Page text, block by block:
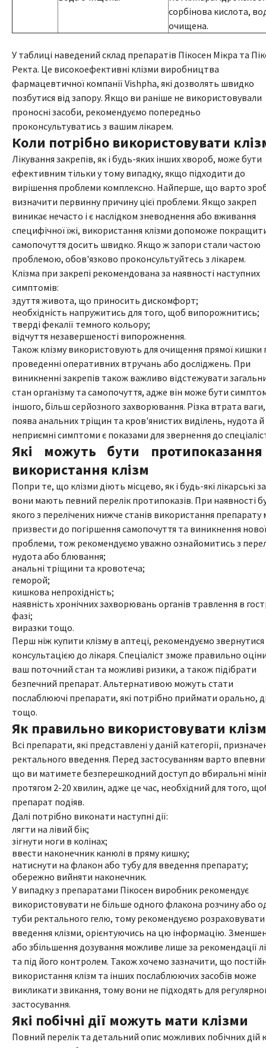
сорбінова кислота,
очищена.
У таблиці наведений склад препаратів Пікосен Мікра та
Ректа. Це високоефективні клізми виробництва
фармацевтичної компанії Vishpha, які дозволять швидко
позбутися від запору. Якщо ви раніше не використовували
проносні засоби, рекомендуємо попередньо
проконсультуватись з вашим лікарем.
Коли потрібно використовувати
Лікування закрепів, як і будь-яких інших хвороб, може бути
ефективним тільки у тому випадку, якщо підходити до
вирішення проблеми комплексно. Найперше, що варто
визначити первинну причину цієї проблеми. Якщо закреп
виникає нечасто і є наслідком зневоднення або вживання
специфічної їжі, використання клізми допоможе
самопочуття досить швидко. Якщо ж запори стали частою
проблемою, обов'язково проконсультуйтесь з лікарем.
Клізма при закрепі рекомендована за наявності наступних
симптомів:
здуття живота, що приносить дискомфорт;
необхідність напружитись для того, щоб випорожнитись;
тверді фекалії темного кольору;
відчуття незавершеності випорожнення.
Також клізму використовують для очищення прямої кишки
проведенні оперативних втручань або досліджень. При
виникненні закрепів також важливо відстежувати
стан організму та самопочуття, адже він може бути
іншого, більш серйозного захворювання. Різка втрата ваги,
поява анальних тріщин та кров'янистих виділень, нудота й
неприємні симптоми є показами для звернення до
Які можуть бути
використання клізм
Попри те, що клізми діють місцево, як і будь-які лікарські
вони мають певний перелік протипоказів. При наявності
якого з перелічених нижче станів використання
призвести до погіршення самопочуття та виникнення нової
проблеми, тож рекомендуємо уважно ознайомитись з
нудота або блювання;
анальні тріщини та кровотеча;
геморой;
кишкова непрохідність;
наявність хронічних захворювань органів травлення в
фазі;
виразки тощо.
Перш ніж купити клізму в аптеці, рекомендуємо звернутися
консультацією до лікаря. Спеціаліст зможе правильно
ваш поточний стан та можливі ризики, а також підібрати
безпечний препарат. Альтернативою можуть стати
послаблюючі препарати, які потрібно приймати орально,
тощо.
Як правильно використовувати
Всі препарати, які представлені у даній категорії,
ректального введення. Перед застосуванням варто
що ви матимете безперешкодний доступ до вбиральні
протягом 2-20 хвилин, адже це час, необхідний для того,
препарат подіяв.
Далі потрібно виконати наступні дії:
лягти на лівий бік;
зігнути ноги в колінах;
ввести наконечник канюлі в пряму кишку;
натиснути на флакон або тубу для введення препарату;
обережно вийняти наконечник.
У випадку з препаратами Пікосен виробник рекомендує
використовувати не більше одного флакона розчину або
туби ректального гелю, тому рекомендуємо розраховувати
введення клізми, орієнтуючись на цю інформацію.
або збільшення дозування можливе лише за рекомендації
та під його контролем. Також хочемо зазначити, що
використання клізм та інших послаблюючих засобів може
викликати звикання, тому вони не підходять для
застосування.
Які побічні дії можуть мати клізми
Повний перелік та детальний опис можливих побічних дій